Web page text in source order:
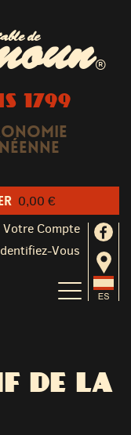
de
®
1799
Votre Compte
Vous
DE LA
0,00 €